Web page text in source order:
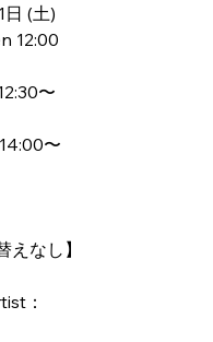
日 (土)
12:00
〜
〜
えなし】
：